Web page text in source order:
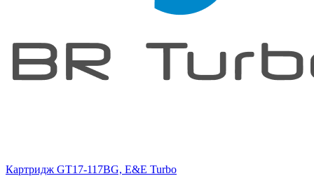
Картридж GT17-117BG, E&E Turbo